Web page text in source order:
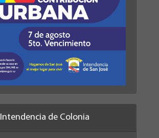
Intendencia de Colonia